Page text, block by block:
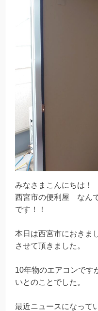
みなさまこんにちは！
西宮市の便利屋 なん
です！！
本日は西宮市におきま
させて頂きました。
10年物のエアコンです
いとのことでした。
最近ニュースになって